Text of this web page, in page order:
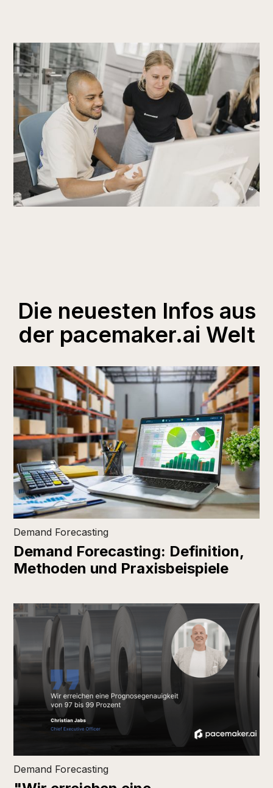
Die neuesten Infos aus
der pacemaker.ai Welt
Demand Forecasting
Demand Forecasting: Definition,
Methoden und Praxisbeispiele
Demand Forecasting